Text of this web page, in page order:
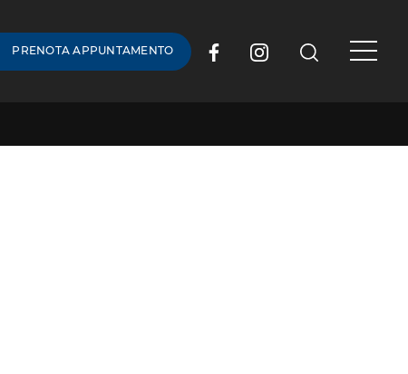
PRENOTA APPUNTAMENTO